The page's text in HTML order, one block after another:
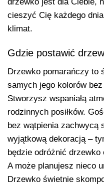
drzewko jest dla Ciebie,
cieszyć Cię każdego
klimat.
Gdzie postawić
Drzewko pomarańczy to
samych jego kolorów
Stworzysz wspaniałą
rodzinnych posiłków.
bez wątpienia zachwycą
wyjątkową dekoracją –
będzie odróżnić drzewko
A może planujesz nieco
Drzewko świetnie